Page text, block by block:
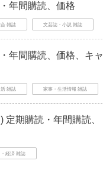
年間購読、価格
雑誌 文芸誌・小説 雑誌
年間購読、価格、キャ
雑誌 家事・生活情報 雑誌
定期購読・年間購読、
経済 雑誌